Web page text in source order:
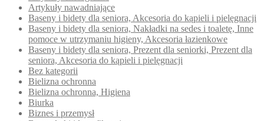
Artykuły nawadniające
Baseny i bidety dla seniora, Akcesoria do kąpieli i pielęgnacji
Baseny i bidety dla seniora, Nakładki na sedes i toaletę, Inne
pomoce w utrzymaniu higieny, Akcesoria łazienkowe
Baseny i bidety dla seniora, Prezent dla seniorki, Prezent dla
seniora, Akcesoria do kąpieli i pielęgnacji
Bez kategorii
Bielizna ochronna
Bielizna ochronna, Higiena
Biurka
Biznes i przemysł